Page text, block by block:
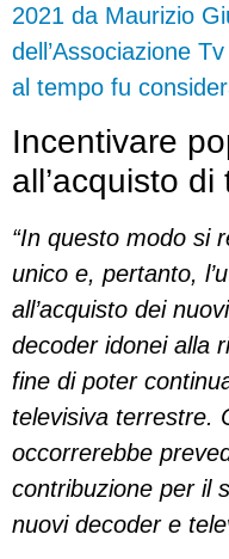
2021 da Maurizio
dell’Associazione
al tempo fu
Incentivare
all’acquisto
“In questo modo si
unico e, pertanto,
all’acquisto dei
decoder idonei alla
fine di poter
televisiva terrestre.
occorrerebbe
contribuzione per il
nuovi decoder e